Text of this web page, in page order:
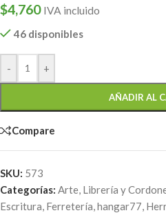
$4,760 IVA incluido
46 disponibles
- +
AÑADIR AL
Compare
SKU: 573
Categorías: Arte, Librería y
Escritura, Ferretería,hangar77,